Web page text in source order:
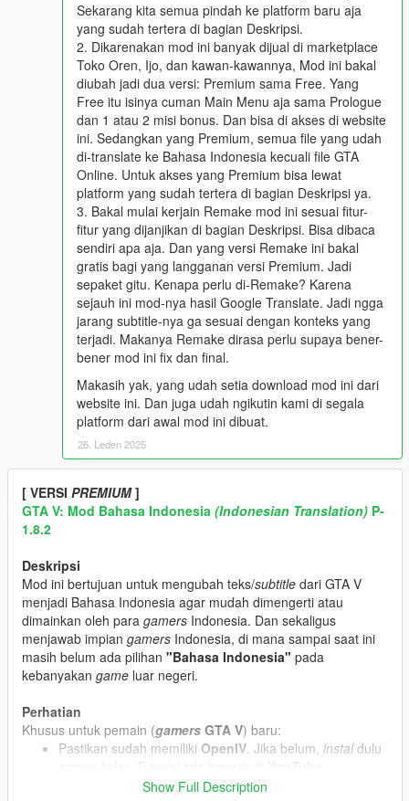
Sekarang kita semua pindah ke platform baru aja
yang sudah tertera di bagian Deskripsi.
2. Dikarenakan mod ini banyak dijual di marketplace
Toko Oren, Ijo, dan kawan-kawannya, Mod ini bakal
diubah jadi dua versi: Premium sama Free. Yang
Free itu isinya cuman Main Menu aja sama Prologue
dan 1 atau 2 misi bonus. Dan bisa di akses di website
ini. Sedangkan yang Premium, semua file yang udah
di-translate ke Bahasa Indonesia kecuali file GTA
Online. Untuk akses yang Premium bisa lewat
platform yang sudah tertera di bagian Deskripsi ya.
3. Bakal mulai kerjain Remake mod ini sesuai fitur-
fitur yang dijanjikan di bagian Deskripsi. Bisa dibaca
sendiri apa aja. Dan yang versi Remake ini bakal
gratis bagi yang langganan versi Premium. Jadi
sepaket gitu. Kenapa perlu di-Remake? Karena
sejauh ini mod-nya hasil Google Translate. Jadi ngga
jarang subtitle-nya ga sesuai dengan konteks yang
terjadi. Makanya Remake dirasa perlu supaya bener-
bener mod ini fix dan final.
Makasih yak, yang udah setia download mod ini dari
website ini. Dan juga udah ngikutin kami di segala
platform dari awal mod ini dibuat.
26. Leden 2025
[ VERSI PREMIUM]
GTA V: Mod Bahasa Indonesia (Indonesian Translation) P-
1.8.2
Deskripsi
Mod ini bertujuan untuk mengubah teks/subtitle dari GTA V
menjadi Bahasa Indonesia agar mudah dimengerti atau
dimainkan oleh para gamers Indonesia. Dan sekaligus
menjawab impian gamers Indonesia, di mana sampai saat ini
masih belum ada pilihan "Bahasa Indonesia" pada
kebanyakan game luar negeri.
Perhatian
Khusus untuk pemain (gamers GTA V) baru:
Pastikan sudah memiliki OpenIV. Jika belum, instaldulu
Kemudian ekstrak file yang telah kalian
Show Full Description